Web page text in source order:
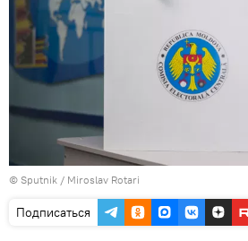
© Sputnik / Miroslav Rotari
Подписаться